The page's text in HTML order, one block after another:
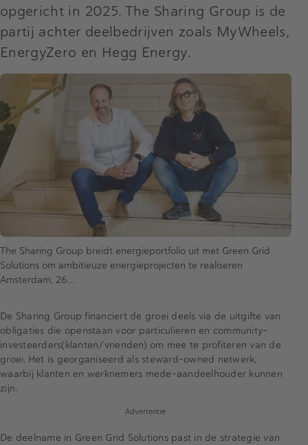
opgericht in 2025. The Sharing Group is de
partij achter deelbedrijven zoals MyWheels,
EnergyZero en Hegg Energy.
The Sharing Group breidt energieportfolio uit met Green Grid
Solutions om ambitieuze energieprojecten te realiseren
Amsterdam, 26…
De Sharing Group financiert de groei deels via de uitgifte van
obligaties die openstaan voor particulieren en community-
investeerders(klanten/vrienden) om mee te profiteren van de
groei. Het is georganiseerd als steward-owned netwerk,
waarbij klanten en werknemers mede-aandeelhouder kunnen
zijn.
Advertentie
De deelname in Green Grid Solutions past in de strategie van